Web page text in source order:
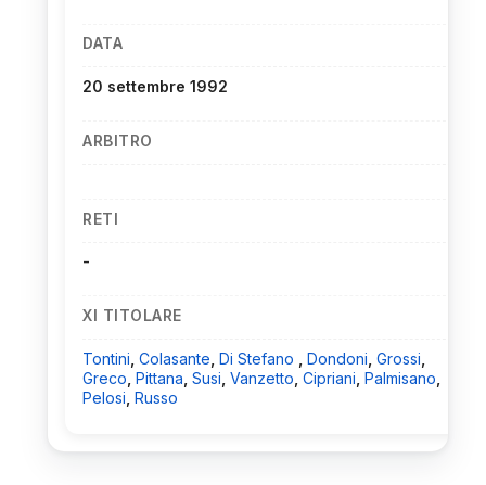
DATA
20 settembre 1992
ARBITRO
RETI
-
XI TITOLARE
Tontini Colasante Di Stefano Dondoni Grossi
Greco Pittana Susi Vanzetto Cipriani Palmisano
Pelosi Russo